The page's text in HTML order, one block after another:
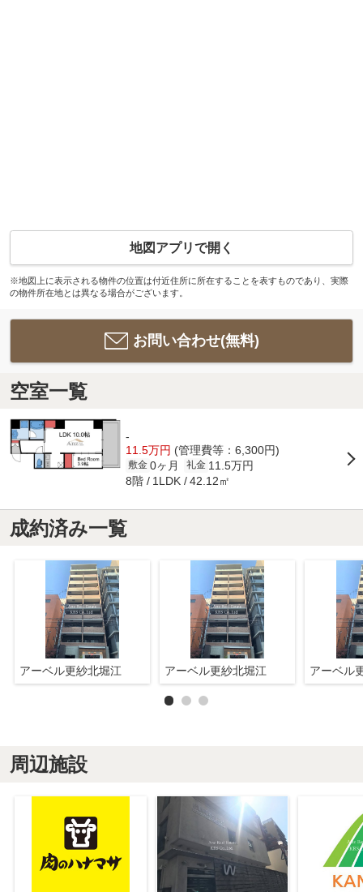
地図アプリで開く
※地図上に表示される物件の位置は付近住所に所在することを表すものであり、実際
の物件所在地とは異なる場合がございます。
お問い合わせ(無料)
空室一覧
-
11.5万円 (管理費等：6,300円)
敷金 0ヶ月 礼金 11.5万円
8階 1LDK 42.12㎡
成約済み一覧
アーベル更紗北堀江 アーベル更紗北堀江 アーベル
周辺施設